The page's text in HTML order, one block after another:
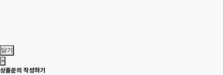
닫기
×
상품문의 작성하기